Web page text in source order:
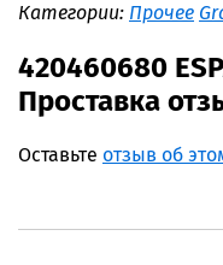
Категории: Прочее
420460680
Проставка
Оставьте отзыв об